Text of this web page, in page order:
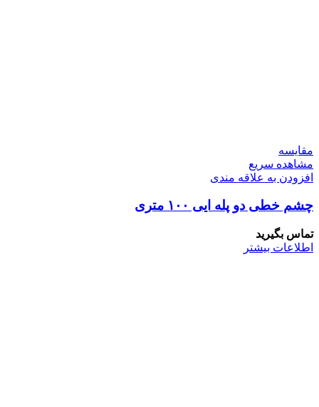
مقایسه
مشاهده سریع
افزودن به علاقه مندی
چشم خطی دو پله ایی ۱۰۰ متری
تماس بگیرید
اطلاعات بیشتر